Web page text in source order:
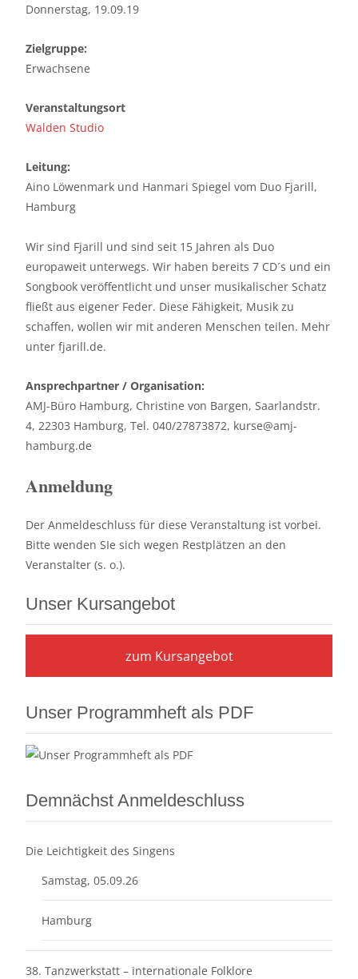
Donnerstag, 19.09.19
Zielgruppe:
Erwachsene
Veranstaltungsort
Walden Studio
Leitung:
Aino Löwenmark und Hanmari Spiegel vom Duo Fjarill,
Hamburg
Wir sind Fjarill und sind seit 15 Jahren als Duo
europaweit unterwegs. Wir haben bereits 7 CD´s und ein
Songbook veröffentlicht und unser musikalischer Schatz
fließt aus eigener Feder. Diese Fähigkeit, Musik zu
schaffen, wollen wir mit anderen Menschen teilen. Mehr
unter fjarill.de.
Ansprechpartner / Organisation:
AMJ-Büro Hamburg, Christine von Bargen, Saarlandstr.
4, 22303 Hamburg, Tel. 040/27873872, kurse@amj-
hamburg.de
Anmeldung
Der Anmeldeschluss für diese Veranstaltung ist vorbei.
Bitte wenden SIe sich wegen Restplätzen an den
Veranstalter (s. o.).
Unser Kursangebot
zum Kursangebot
Unser Programmheft als PDF
Demnächst Anmeldeschluss
Die Leichtigkeit des Singens
Samstag, 05.09.26
Hamburg
38. Tanzwerkstatt – internationale Folklore